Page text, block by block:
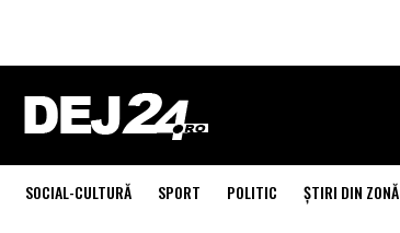
SOCIAL-CULTURĂ SPORT POLITIC ŞTIRI DIN ZONĂ